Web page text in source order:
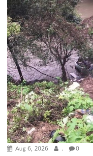
Aug 6, 2026 . 0